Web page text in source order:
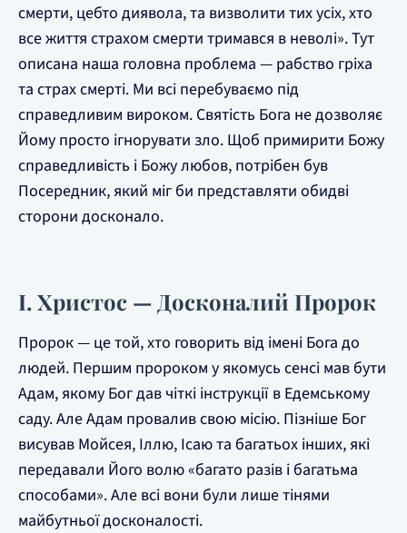
смерти, цебто диявола, та визволити тих усіх, хто
все життя страхом смерти тримався в неволі». Тут
описана наша головна проблема — рабство гріха
та страх смерті. Ми всі перебуваємо під
справедливим вироком. Святість Бога не дозволяє
Йому просто ігнорувати зло. Щоб примирити Божу
справедливість і Божу любов, потрібен був
Посередник, який міг би представляти обидві
сторони досконало.
I. Христос — Досконалий Пророк
Пророк — це той, хто говорить від імені Бога до
людей. Першим пророком у якомусь сенсі мав бути
Адам, якому Бог дав чіткі інструкції в Едемському
саду. Але Адам провалив свою місію. Пізніше Бог
висував Мойсея, Іллю, Ісаю та багатьох інших, які
передавали Його волю «багато разів і багатьма
способами». Але всі вони були лише тінями
майбутньої досконалості.